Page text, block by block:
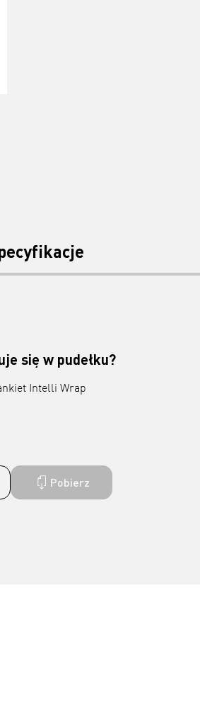
się w pudełku?
Intelli Wrap
Pobierz